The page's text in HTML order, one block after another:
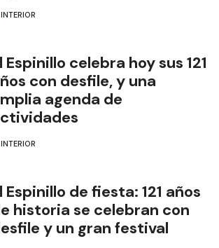
INTERIOR
Espinillo celebra hoy sus 121
con desfile, y una
agenda de
INTERIOR
Espinillo de fiesta: 121 años
historia se celebran con
y un gran festival